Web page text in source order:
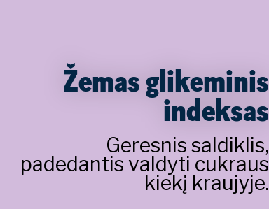
Žemas glikeminis
indeksas
Geresnis saldiklis,
padedantis valdyti cukraus
kiekį kraujyje.